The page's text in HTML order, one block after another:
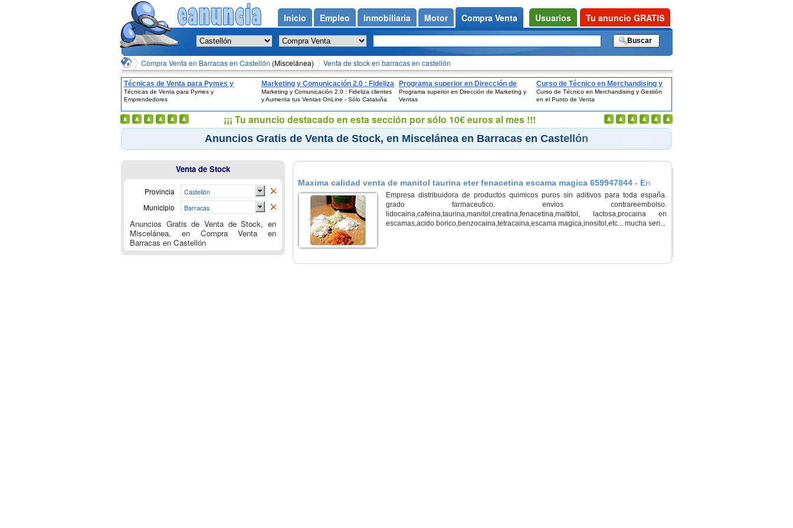
Compra Venta en Barracas en Castellón (Miscelánea) Venta de stock en barracas en castellón
Técnicas de Venta para Pymes y
Emprendedores
Técnicas de Venta para Pymes y
Emprendedores
Marketing y Comunicación 2.0 : Fideliza
clientes y Aumenta tus Ventas OnLine -
Sólo Cataluña
Marketing y Comunicación 2.0 : Fideliza clientes
y Aumenta tus Ventas OnLine - Sólo Cataluña
Programa superior en Dirección de
Marketing y Ventas
Programa superior en Dirección de Marketing y
Ventas
Curso de Técnico en Merchandising y
Gestión en el Punto de Venta
Curso de Técnico en Merchandising y Gestión
en el Punto de Venta
Anuncios Gratis de Venta de Stock, en Miscelánea en Barracas en Castellón
Maxima calidad venta de manitol taurina eter fenacetina escama magica 659947844 - En
Castellón, Barracas
Empresa distribuidora de productos quimicos puros sin aditivos para toda españa.
grado farmaceutico. envios contrareembolso.
lidocaina,cafeina,taurina,manitol,creatina,fenacetina,maltitol, lactosa,procaina en
escamas,acido borico,benzocaina,tetracaina,escama magica,inositol,etc... mucha seri...
Venta de Stock
Provincia Castellón
Municipio Barracas
Anuncios Gratis de Venta de Stock, en
Miscelánea, en Compra Venta en
Barracas en Castellón
Inicio Empleo Inmobiliaria Motor Compra Venta Usuarios Tu anuncio GRATIS
¡¡¡ Tu anuncio destacado en esta sección por sólo 10€ euros al mes !!!